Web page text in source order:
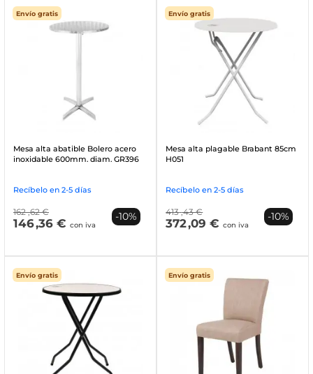
Envío gratis
Mesa alta abatible Bolero acero
inoxidable 600mm. diam. GR396
Recíbelo en 2-5 días
162 ,62 €
146,36 € con iva
-10%
Envío gratis
Mesa alta plagable Brabant 85cm
H051
Recíbelo en 2-5 días
413 ,43 €
372,09 € con iva
-10%
Envío gratis Envío gratis